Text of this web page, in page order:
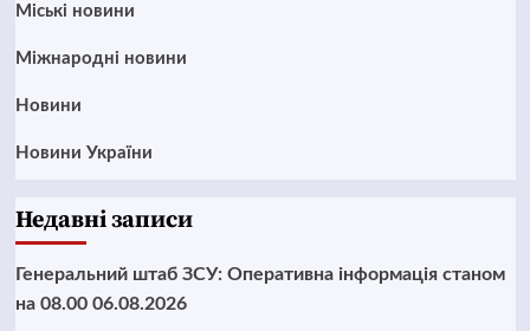
Mіські новини
Міжнародні новини
Новини
Новини України
Недавні записи
Генеральний штаб ЗСУ: Оперативна інформація станом
на 08.00 06.08.2026